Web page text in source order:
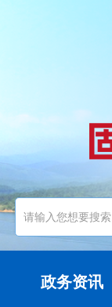
政务资讯